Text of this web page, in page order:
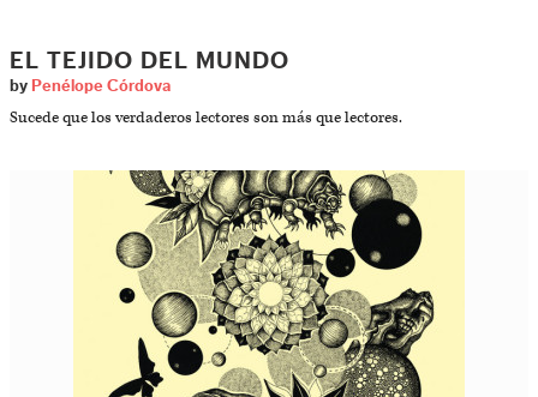
EL TEJIDO DEL MUNDO
by Penélope Córdova
Sucede que los verdaderos lectores son más que lectores.